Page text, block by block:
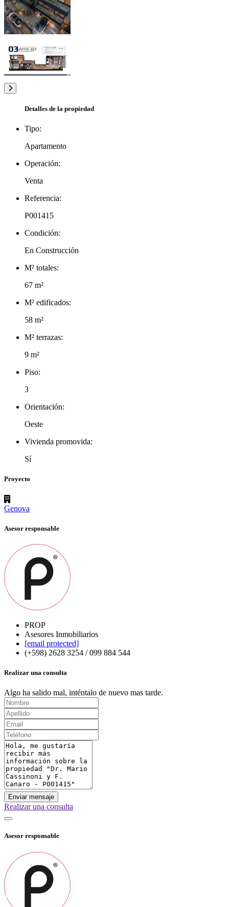
Detalles de la propiedad
Tipo:
Apartamento
Operación:
Venta
Referencia:
P001415
Condición:
En Construcción
M² totales:
67 m²
M² edificados:
58 m²
M² terrazas:
9 m²
Piso:
3
Orientación:
Oeste
Vivienda promovida:
Sí
Proyecto
Genova
Asesor responsable
PROP
Asesores Inmobiliarios
[email protected]
(+598) 2628 3254 / 099 884 544
Realizar una consulta
Algo ha salido mal, inténtalo de nuevo mas tarde.
Enviar mensaje
Realizar una consulta
Asesor responsable